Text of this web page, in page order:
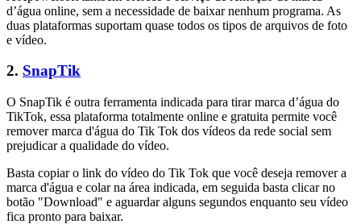
d’água online, sem a necessidade de baixar nenhum programa. As
duas plataformas suportam quase todos os tipos de arquivos de foto
e vídeo.
2. SnapTik
O SnapTik é outra ferramenta indicada para tirar marca d’água do
TikTok, essa plataforma totalmente online e gratuita permite você
remover marca d'água do Tik Tok dos vídeos da rede social sem
prejudicar a qualidade do vídeo.
Basta copiar o link do vídeo do Tik Tok que você deseja remover a
marca d'água e colar na área indicada, em seguida basta clicar no
botão "Download" e aguardar alguns segundos enquanto seu vídeo
fica pronto para baixar.